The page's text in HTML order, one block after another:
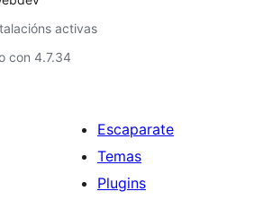
activas
con 4.7.34
Escaparate
Temas
Plugins